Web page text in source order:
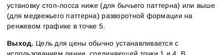
установку стоп-лосса ниже (для бычьего паттерна) или выше
(для медвежьего паттерна) разворотной формации на
ренжевом графике в точке 5.
Выход. Цель для цены обычно устанавливается с